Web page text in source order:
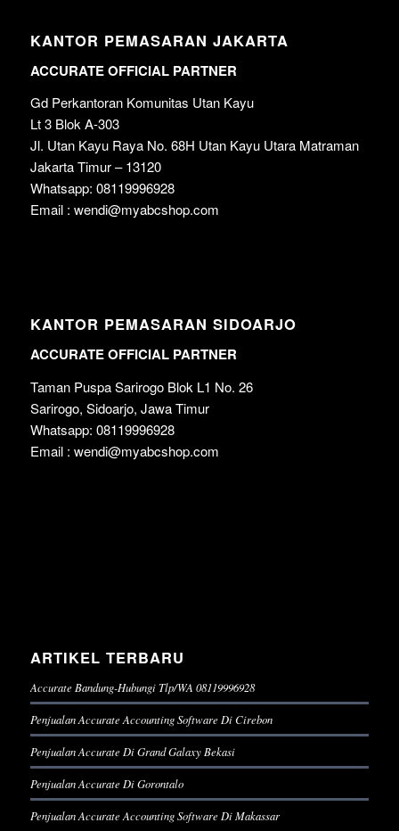
KANTOR PEMASARAN JAKARTA
ACCURATE OFFICIAL PARTNER
Gd Perkantoran Komunitas Utan Kayu
Lt 3 Blok A-303
Jl. Utan Kayu Raya No. 68H Utan Kayu Utara Matraman
Jakarta Timur – 13120
Whatsapp: 08119996928
Email : wendi@myabcshop.com
KANTOR PEMASARAN SIDOARJO
ACCURATE OFFICIAL PARTNER
Taman Puspa Sarirogo Blok L1 No. 26
Sarirogo, Sidoarjo, Jawa Timur
Whatsapp: 08119996928
Email : wendi@myabcshop.com
ARTIKEL TERBARU
Accurate Bandung-Hubungi Tlp/WA 08119996928
Penjualan Accurate Accounting Software Di Cirebon
Penjualan Accurate Di Grand Galaxy Bekasi
Penjualan Accurate Di Gorontalo
Penjualan Accurate Accounting Software Di Makassar